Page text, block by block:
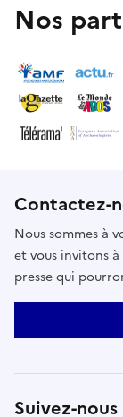
Nos
Contactez-
Nous sommes à
et vous invitons
presse qui
Suivez-nous